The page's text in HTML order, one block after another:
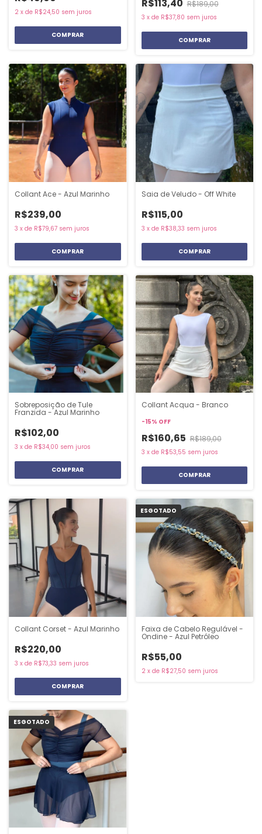
2 x de R$24,50 sem juros
R$113,40 R$189,00
3 x de R$37,80 sem juros
COMPRAR
Collant Ace - Azul Marinho
R$239,00
3 x de R$79,67 sem juros
COMPRAR
Saia de Veludo - Off White
R$115,00
3 x de R$38,33 sem juros
COMPRAR
Sobreposição de Tule
Franzida - Azul Marinho
R$102,00
3 x de R$34,00 sem juros
COMPRAR
Collant Acqua - Branco
-15% OFF
R$160,65 R$189,00
3 x de R$53,55 sem juros
COMPRAR
Collant Corset - Azul Marinho
R$220,00
3 x de R$73,33 sem juros
COMPRAR
ESGOTADO
Faixa de Cabelo Regulável -
Ondine - Azul Petróleo
R$55,00
2 x de R$27,50 sem juros
ESGOTADO